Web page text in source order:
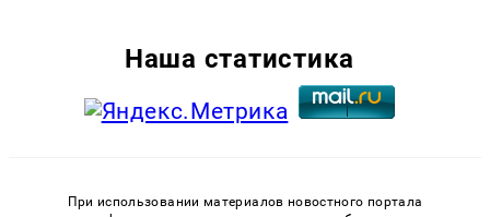
Наша статистика
При использовании материалов новостного портала